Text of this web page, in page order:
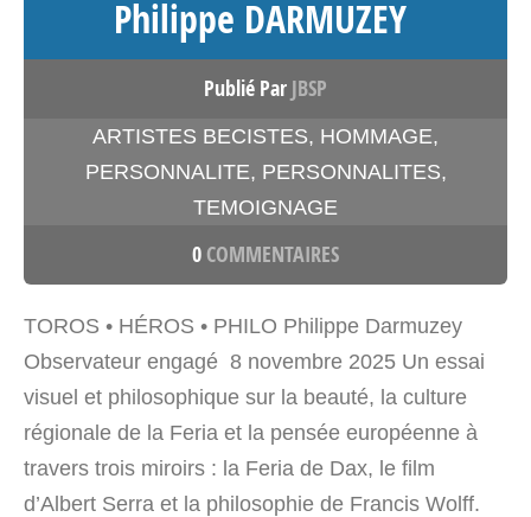
Philippe DARMUZEY
Publié Par JBSP
ARTISTES BECISTES, HOMMAGE,
PERSONNALITE, PERSONNALITES,
TEMOIGNAGE
0 COMMENTAIRES
TOROS • HÉROS • PHILO Philippe Darmuzey
Observateur engagé 8 novembre 2025 Un essai
visuel et philosophique sur la beauté, la culture
régionale de la Feria et la pensée européenne à
travers trois miroirs : la Feria de Dax, le film
d’Albert Serra et la philosophie de Francis Wolff.